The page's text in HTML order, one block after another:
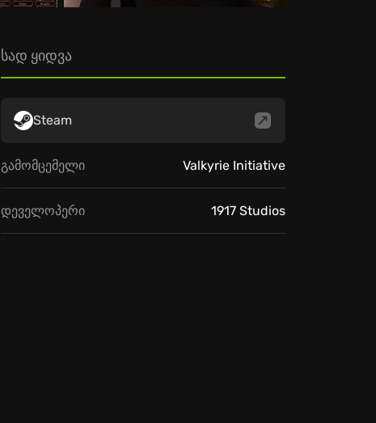
სად ყიდვა
Steam
გამომცემელი Valkyrie Initiative
დეველოპერი 1917 Studios